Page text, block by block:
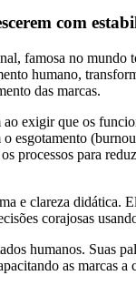
com
famosa no mundo
humano,
das marcas.
exigir que os
esgotamento
para
e clareza didática.
corajosas
humanos. Suas
as marcas